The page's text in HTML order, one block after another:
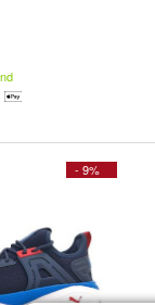
...
- 9%